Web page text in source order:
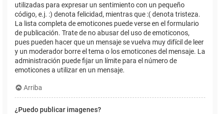
utilizadas para expresar un sentimiento con un pequeño
código, e.j. :) denota felicidad, mientras que :( denota tristeza.
La lista completa de emoticones puede verse en el formulario
de publicación. Trate de no abusar del uso de emoticonos,
pues pueden hacer que un mensaje se vuelva muy difícil de leer
y un moderador borre el tema o los emoticones del mensaje. La
administración puede fijar un límite para el número de
emoticones a utilizar en un mensaje.
Arriba
¿Puedo publicar imagenes?